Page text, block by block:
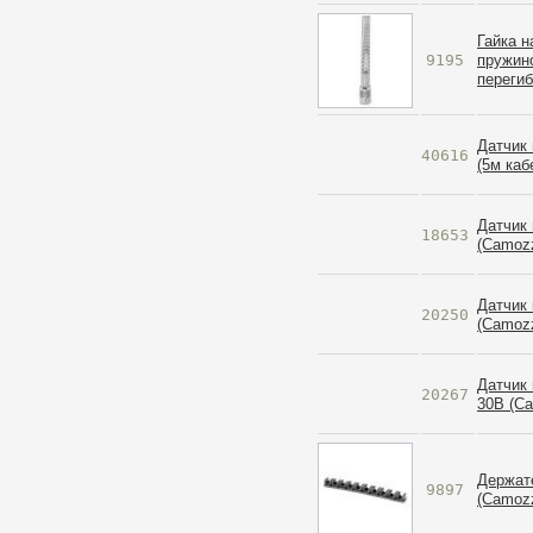
9195
Гайка
40616
Датчик
(5м
18653
Датчик
20250
Датчик
20267
Датчик
30B
9897